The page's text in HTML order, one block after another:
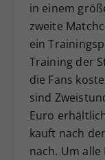
in einem
zweite
ein
Training der
die Fans
sind
Euro
kauft nach
nach. Um